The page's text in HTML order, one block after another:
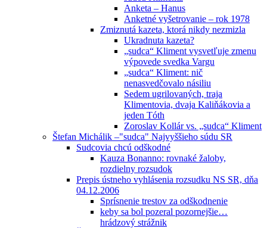
Anketa – Hanus
Anketné vyšetrovanie – rok 1978
Zmiznutá kazeta, ktorá nikdy nezmizla
Ukradnuta kazeta?
„sudca“ Kliment vysvetľuje zmenu
výpovede svedka Vargu
„sudca“ Kliment: nič
nenasvedčovalo násiliu
Sedem ugrilovaných, traja
Klimentovia, dvaja Kaliňákovia a
jeden Tóth
Zoroslav Kollár vs. „sudca“ Kliment
Štefan Michálik –"sudca" Najvyššieho súdu SR
Sudcovia chcú odškodné
Kauza Bonanno: rovnaké žaloby,
rozdielny rozsudok
Prepis ústneho vyhlásenia rozsudku NS SR, dňa
04.12.2006
Sprísnenie trestov za odškodnenie
keby sa bol pozeral pozornejšie…
hrádzový strážnik